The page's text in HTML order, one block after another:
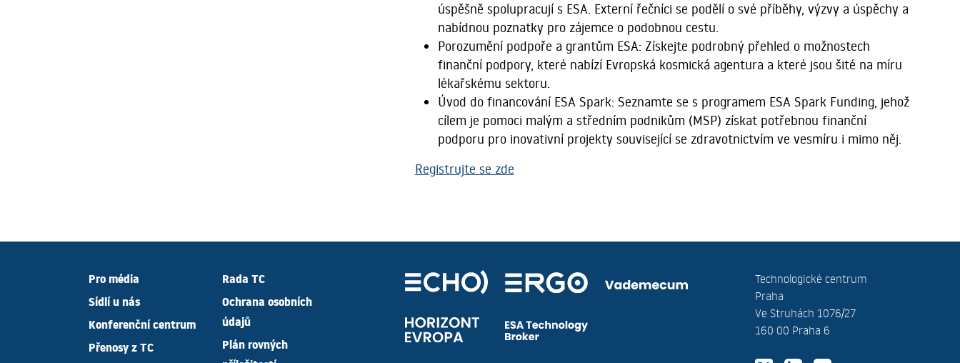
úspěšně spolupracují s ESA. Externí řečníci se podělí o své příběhy, výzvy a úspěchy a
nabídnou poznatky pro zájemce o podobnou cestu.
Porozumění podpoře a grantům ESA: Získejte podrobný přehled o možnostech
finanční podpory, které nabízí Evropská kosmická agentura a které jsou šité na míru
lékařskému sektoru.
Úvod do financování ESA Spark: Seznamte se s programem ESA Spark Funding, jehož
cílem je pomoci malým a středním podnikům (MSP) získat potřebnou finanční
podporu pro inovativní projekty související se zdravotnictvím ve vesmíru i mimo něj.
Registrujte se zde
Pro média
Sídlí u nás
Konferenční centrum
Přenosy z TC
Rada TC
Ochrana osobních
údajů
Plán rovných
Technologické centrum
Praha
Ve Struhách 1076/27
160 00 Praha 6